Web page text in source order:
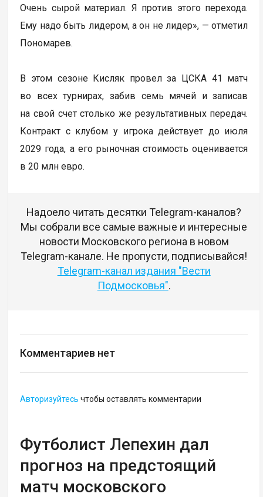
Очень сырой материал. Я против этого перехода.
Ему надо быть лидером, а он не лидер», — отметил
Пономарев.
В этом сезоне Кисляк провел за ЦСКА 41 матч
во всех турнирах, забив семь мячей и записав
на свой счет столько же результативных передач.
Контракт с клубом у игрока действует до июля
2029 года, а его рыночная стоимость оценивается
в 20 млн евро.
Надоело читать десятки Telegram-каналов?
Мы собрали все самые важные и интересные
новости Московского региона в новом
Telegram-канале. Не пропусти, подписывайся!
Telegram-канал издания "Вести
Подмосковья".
Комментариев нет
Авторизуйтесь чтобы оставлять комментарии
Футболист Лепехин дал
прогноз на предстоящий
матч московского